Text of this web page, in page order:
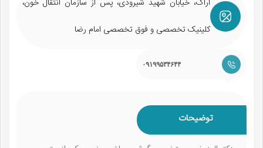
اراک، خیابان شهید شیرودی، پس از سازمان انتقال خون،
کلینیک تخصصی و فوق تخصصی امام رضا
۰۹۱۹۹۵۳۴۶۴۴
توضیحات